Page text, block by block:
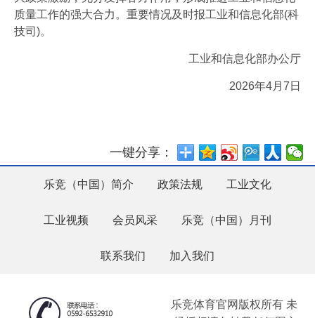
质量工作的强大合力。重要情况及时报工业和信息化部(科
技司)。
工业和信息化部办公厅
2026年4月7日
一键分享：
乐竞（中国）简介 政策法规 工业文化
工业视频 会员风采 乐竞（中国）月刊
联系我们 加入我们
乐竞体育官网版权所有 未